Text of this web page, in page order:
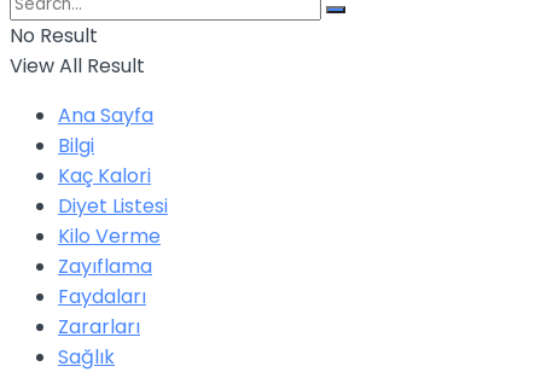
No Result
View All Result
Ana Sayfa
Bilgi
Kaç Kalori
Diyet Listesi
Kilo Verme
Zayıflama
Faydaları
Zararları
Sağlık